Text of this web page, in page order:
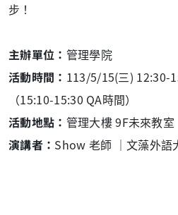
步！
主辦單位： 管理學院
活動時間： 113/5/15(三) 12:30-
（15:10-15:30 QA時間）
活動地點： 管理大樓 9F未來教室
演講者： Show 老師 ｜文藻外語